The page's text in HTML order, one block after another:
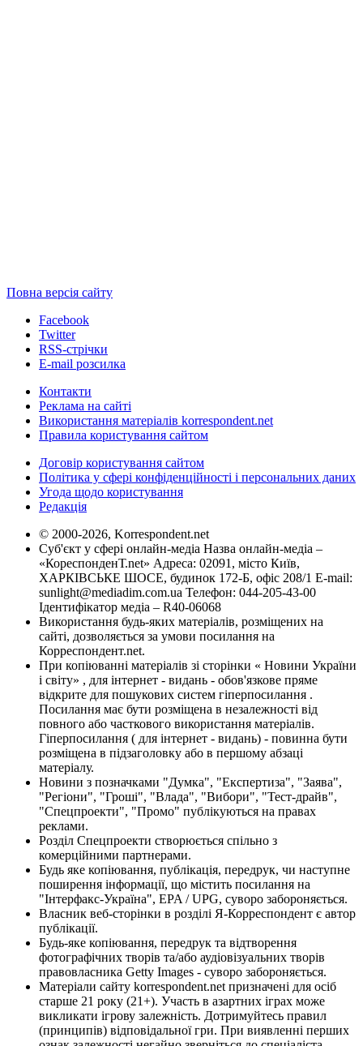
Повна версія сайту
Facebook
Twitter
RSS-стрічки
E-mail розсилка
Контакти
Реклама на сайті
Використання матеріалів korrespondent.net
Правила користування сайтом
Договір користування сайтом
Політика у сфері конфіденційності і персональних даних
Угода щодо користування
Редакція
© 2000-2026, Korrespondent.net
Суб'єкт у сфері онлайн-медіа Назва онлайн-медіа –
«КореспонденТ.net» Адреса: 02091, місто Київ,
ХАРКІВСЬКЕ ШОСЕ, будинок 172-Б, офіс 208/1 E-mail:
sunlight@mediadim.com.ua Телефон: 044-205-43-00
Ідентифікатор медіа – R40-06068
Використання будь-яких матеріалів, розміщених на
сайті, дозволяється за умови посилання на
Корреспондент.net.
При копіюванні матеріалів зі сторінки « Новини України
і світу» , для інтернет - видань - обов'язкове пряме
відкрите для пошукових систем гіперпосилання .
Посилання має бути розміщена в незалежності від
повного або часткового використання матеріалів.
Гіперпосилання ( для інтернет - видань) - повинна бути
розміщена в підзаголовку або в першому абзаці
матеріалу.
Новини з позначками "Думка", "Експертиза", "Заява",
"Регіони", "Гроші", "Влада", "Вибори", "Тест-драйв",
"Спецпроекти", "Промо" публікуються на правах
реклами.
Розділ Спецпроекти створюється спільно з
комерційними партнерами.
Будь яке копіювання, публікація, передрук, чи наступне
поширення інформації, що містить посилання на
"Інтерфакс-Україна", EPA / UPG, суворо забороняється.
Власник веб-сторінки в розділі Я-Корреспондент є автор
публікації.
Будь-яке копіювання, передрук та відтворення
фотографічних творів та/або аудіовізуальних творів
правовласника Getty Images - суворо забороняється.
Матеріали сайту korrespondent.net призначені для осіб
старше 21 року (21+). Участь в азартних іграх може
викликати ігрову залежність. Дотримуйтесь правил
(принципів) відповідальної гри. При виявленні перших